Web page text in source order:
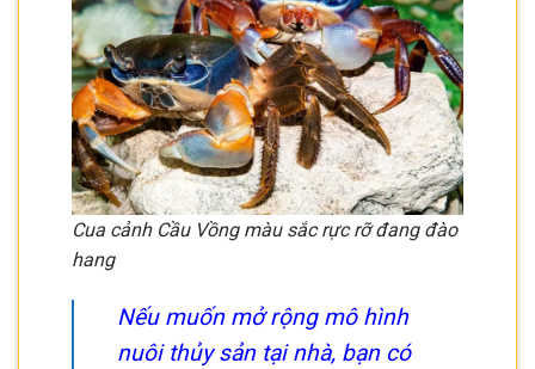
Cua cảnh Cầu Vồng màu sắc rực rỡ đang đào
hang
Nếu muốn mở rộng mô hình
nuôi thủy sản tại nhà, bạn có